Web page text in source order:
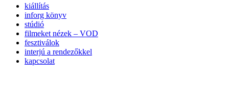
kiállítás
inforg könyv
stúdió
filmeket nézek – VOD
fesztiválok
interjú a rendezőkkel
kapcsolat